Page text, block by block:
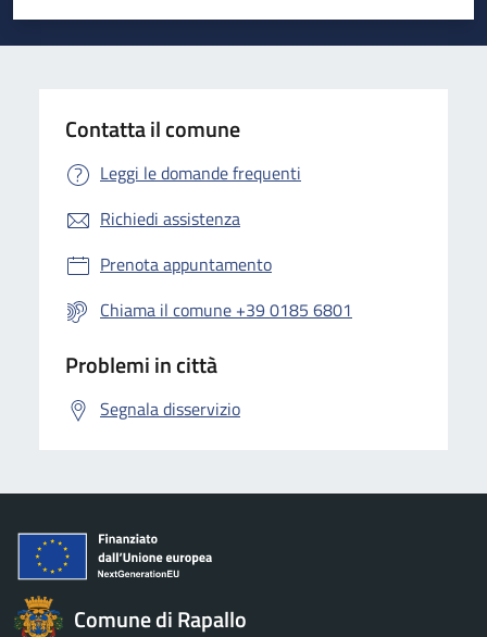
Valuta 5 stelle su 5
Valuta 4 stelle su 5
Valuta 3 stelle su 5
Valuta 2 stelle su 5
Valuta 1 stelle su 5
Contatta il comune
Leggi le domande frequenti
Richiedi assistenza
Prenota appuntamento
Chiama il comune +39 0185 6801
Problemi in città
Segnala disservizio
Comune di Rapallo